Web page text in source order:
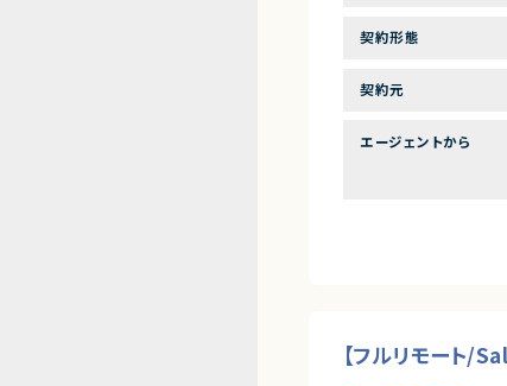
契約形態
契約元
エージェントから
【フルリモート/